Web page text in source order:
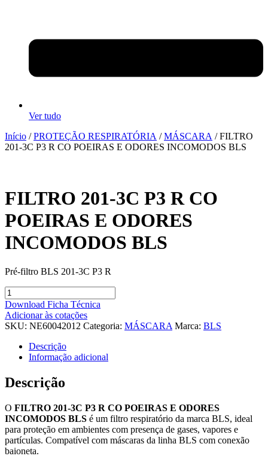
Ver tudo
Início /PROTEÇÃO RESPIRATÓRIA /MÁSCARA / FILTRO
201-3C P3 R CO POEIRAS E ODORES INCOMODOS BLS
FILTRO 201-3C P3 R CO
POEIRAS E ODORES
INCOMODOS BLS
Pré-filtro BLS 201-3C P3 R
FILTRO
201-
3C
P3
POEIRAS
ODORES
INCOMODOS
quantidade
Download Ficha Técnica
Adicionar às cotações
SKU: NE60042012 Categoria: MÁSCARA Marca: BLS
Descrição
Informação adicional
Descrição
O FILTRO 201-3C P3 R CO POEIRAS E ODORES
INCOMODOS BLS é um filtro respiratório da marca BLS, ideal
para proteção em ambientes com presença de gases, vapores e
partículas. Compatível com máscaras da linha BLS com conexão
baioneta.